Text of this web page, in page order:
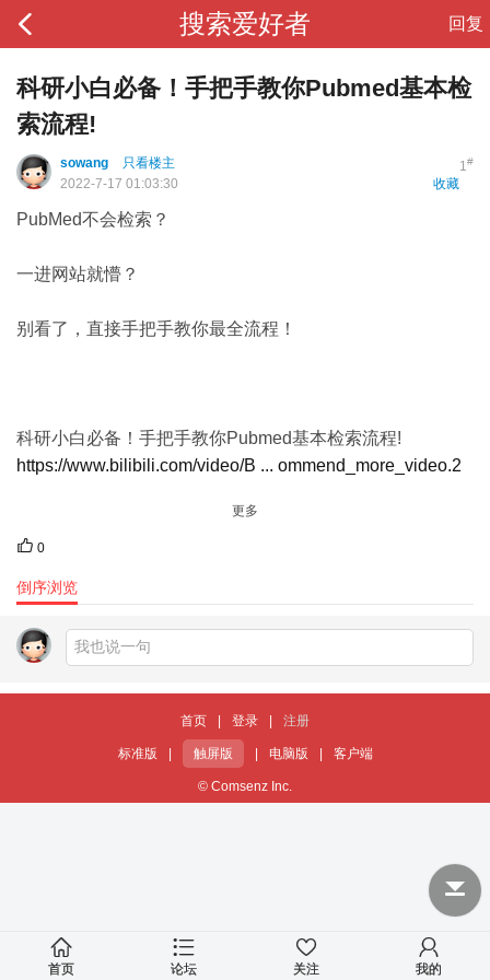
搜索爱好者 回复
科研小白必备！手把手教你Pubmed基本检
索流程!
1#
sowang
只看楼主
收藏
2022-7-17 01:03:30
PubMed不会检索？
一进网站就懵？
别看了，直接手把手教你最全流程！
科研小白必备！手把手教你Pubmed基本检索流程!
https://www.bilibili.com/video/B ... ommend_more_video.2
更多
0
倒序浏览
首页 登录 注册
标准版 触屏版 电脑版 客户端
© Comsenz Inc.
首页 论坛 关注 我的